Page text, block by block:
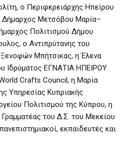
ο Περιφερειάρχης Ηπείρου
Δήμαρχος Μετσόβου Μαρία–
Πολιτισμού Δήμου
ο Αντιπρύτανης του
Ξενοφών Μπήτσικας, η Έλενα
Ιδρύματος ΕΓΝΑΤΙΑ ΗΠΕΙΡΟΥ
Crafts Council, η Μαρία
Υπηρεσίας Κυπριακής
Πολιτισμού της Κύπρου, η
Γραμματέας του Δ.Σ. του Μεκείου
εκπαιδευτές και